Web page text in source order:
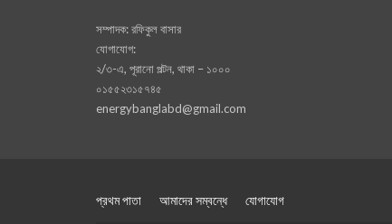
সম্পাদক: রফিকুল বাসার
যোগাযোগ:
২/৩-এ, পূরানো পল্টন, থাকা – ১০০০
০১৫৫২৩১৫৭৪৫
energybanglabd@gmail.com
প্রথম পাতা আমাদের সম্বন্ধে যোগাযোগ